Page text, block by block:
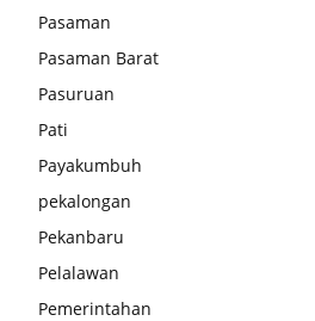
Pasaman
Pasaman Barat
Pasuruan
Pati
Payakumbuh
pekalongan
Pekanbaru
Pelalawan
Pemerintahan